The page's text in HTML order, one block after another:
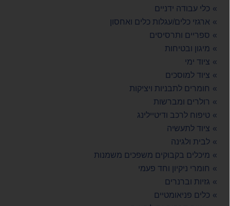
1,500.00 ₪
מולטיטול רב שימושי 300W EINHELL
יחידת אחסון פלסטיק (ברגיה) 64 מגירות ROHER
215.00 ₪
כיסא מכונאים משולב 3 מגירות רוהר ROHER
ספרי גריז 500 מ"ל מאושר NSF LOCTITE
45.00 ₪
אורגנייזר 24 תאים KENDO 360-225-50
45.00 ₪
כלי עבודה ידניים
ארגזי כלים/עגלות כלים ואחסון
ספריים ותרסיסים
מיגון ובטיחות
ציוד ימי
ציוד למוסכים
חומרים לתבניות ויציקות
רולרים ומברשות
טיפוח לרכב ודיטיילינג
ציוד לתעשיה
לבית ולגינה
מיכלים בקבוקים משפכים משמנות
חומרי ניקיון וחד פעמי
גזיות וברנרים
כלים פניאומטיים